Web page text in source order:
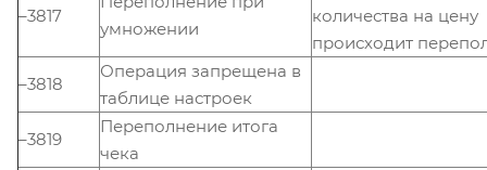
–3817
умножении
количества на цену
происходит
–3818
Операция запрещена в
таблице настроек
–3819
Переполнение итога
чека